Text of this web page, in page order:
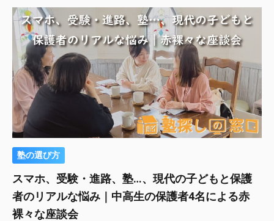
塾の選び方
スマホ、受験・進路、塾…、現代の子どもと保護
者のリアルな悩み｜中高生の保護者4名による赤
裸々な座談会